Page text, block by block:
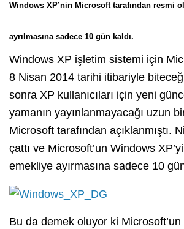
Windows XP’nin Microsoft tarafından resmi
ayrılmasına sadece 10 gün kaldı.
Windows XP işletim sistemi için
8 Nisan 2014 tarihi itibariyle
sonra XP kullanıcıları için yeni
yamanın yayınlanmayacağı uzun
Microsoft tarafından açıklanmıştı.
çattı ve Microsoft’un Windows
emekliye ayırmasına sadece 10
Bu da demek oluyor ki Microsoft’un